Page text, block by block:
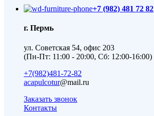
+7 (982) 481 72 82
г. Пермь
ул. Советская 54, офис 203
(Пн-Пт: 11:00 - 20:00, Сб: 12:00-16:00)
+7(982)481-72-82
acapulcotur@mail.ru
Заказать звонок
Контакты